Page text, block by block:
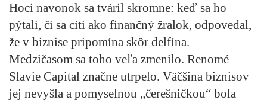
Hoci navonok sa tváril skromne: keď sa ho
pýtali, či sa cíti ako finančný žralok, odpovedal,
že v biznise pripomína skôr delfína.
Medzičasom sa toho veľa zmenilo. Renomé
Slavie Capital značne utrpelo. Väčšina biznisov
jej nevyšla a pomyselnou „čerešničkou“ bola